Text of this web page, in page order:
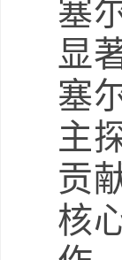
塞
显
塞
主
贡
核